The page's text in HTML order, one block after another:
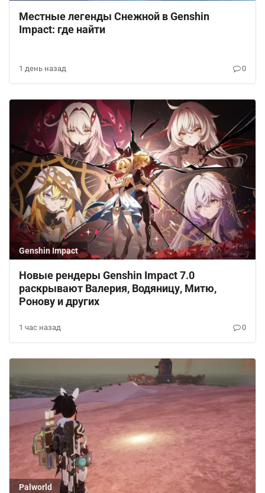
Местные легенды Снежной в Genshin
Impact: где найти
1 день назад 0
Genshin Impact
Новые рендеры Genshin Impact 7.0
раскрывают Валерия, Водяницу, Митю,
Ронову и других
1 час назад 0
Palworld